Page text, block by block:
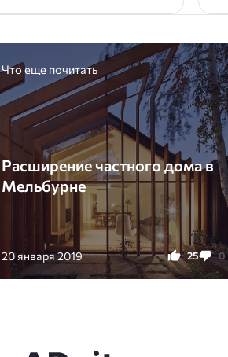
Что еще почитать
Расширение частного дома в
Мельбурне
20 января 2019 25 0